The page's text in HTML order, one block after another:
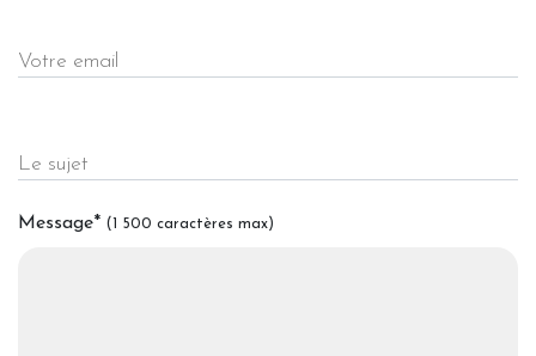
Votre email
Le sujet
Message* (1 500 caractères max)